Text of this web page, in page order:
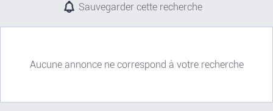
Sauvegarder cette recherche
Aucune annonce ne correspond à votre recherche